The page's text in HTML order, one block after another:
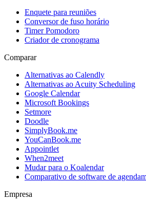
Enquete para reuniões
Conversor de fuso horário
Timer Pomodoro
Criador de cronograma
Comparar
Alternativas ao Calendly
Alternativas ao Acuity Scheduling
Google Calendar
Microsoft Bookings
Setmore
Doodle
SimplyBook.me
YouCanBook.me
Appointlet
When2meet
Mudar para o Koalendar
Comparativo de software de
Empresa